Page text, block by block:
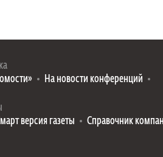
На новости конференций
версия газеты Справочник